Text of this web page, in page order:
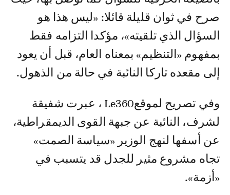
صرح في ثوان قليلة قائلا: «ليس هذا هو
السؤال الذي تلقيته»، مؤكدا التزامه فقط
بمفهوم «التنظيم» بمعناه العام، قبل أن يعود
إلى مقعده تاركا النائبة في حالة من الذهول.
وفي تصريح لموقعLe360 ، عبرت شفيقة
لشرف، النائبة عن جبهة القوى الديمقراطية،
عن أسفها لنهج الوزير «سياسة الصمت»
تجاه مشروع مثير للجدل قد يتسبب في
«أزمة».